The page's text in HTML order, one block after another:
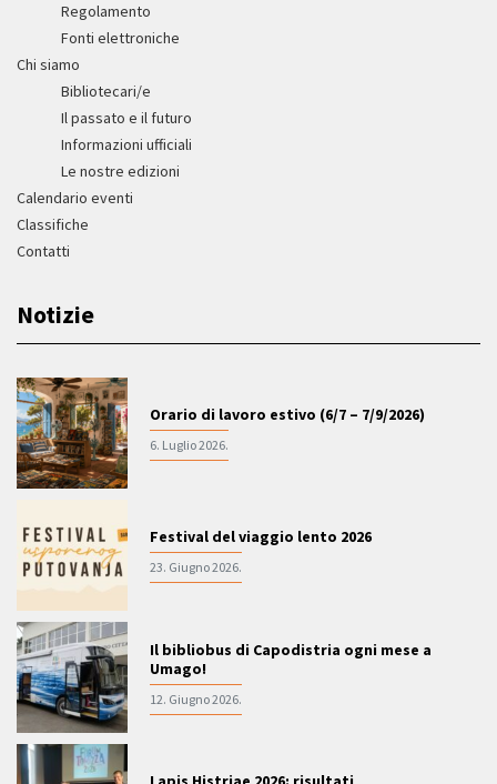
Regolamento
Fonti elettroniche
Chi siamo
Bibliotecari/e
Il passato e il futuro
Informazioni ufficiali
Le nostre edizioni
Calendario eventi
Classifiche
Contatti
Notizie
Orario di lavoro estivo (6/7 – 7/9/2026)
6. Luglio 2026.
Festival del viaggio lento 2026
23. Giugno 2026.
Il bibliobus di Capodistria ogni mese a
Umago!
12. Giugno 2026.